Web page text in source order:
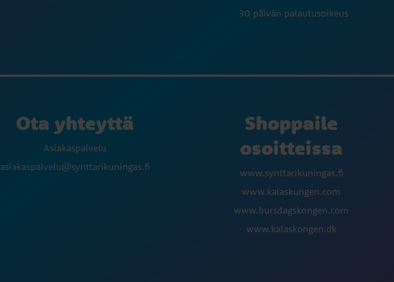
30 päivän palautusoikeus
Ota yhteyttä
Asiakaspalvelu
asiakaspalvelu@synttarikuningas.fi
Shoppaile
osoitteissa
www.synttarikuningas.fi
www.kalaskungen.com
www.bursdagskongen.com
www.kalaskongen.dk